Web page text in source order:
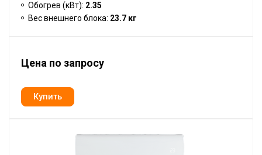
Обогрев (кВт): 2.35
Вес внешнего блока: 23.7 кг
Цена по запросу